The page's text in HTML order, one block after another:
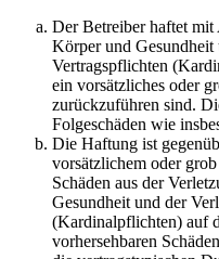
Der Betreiber haftet mit
Körper und Gesundheit
Vertragspflichten
ein vorsätzliches oder
zurückzuführen sind.
Folgeschäden wie
Die Haftung ist
vorsätzlichem oder
Schäden aus der
Gesundheit und der
(Kardinalpflichten) auf
vorhersehbaren